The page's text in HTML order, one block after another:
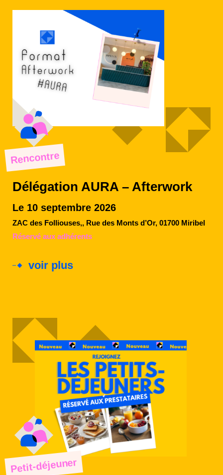
Rencontre
Délégation AURA – Afterwork
Le 10 septembre 2026
ZAC des Folliouses,, Rue des Monts d’Or, 01700 Miribel
Réservé aux adhérents
voir plus
Petit-déjeuner